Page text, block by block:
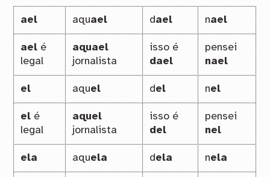
ael aquael dael nael
ael é
legal
aquael
jornalista
isso é
dael
pensei
nael
el aquel del nel
el é
legal
aquel
jornalista
isso é
del
pensei
nel
ela aquela dela nela